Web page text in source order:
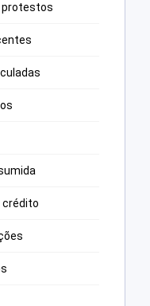
protestos
crédito